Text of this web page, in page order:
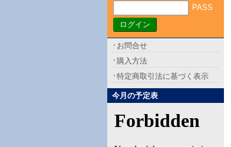
PASS
お問合せ
購入方法
特定商取引法に基づく表示
今月の予定表